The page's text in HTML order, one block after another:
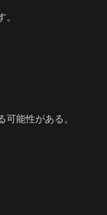
。
能性がある。